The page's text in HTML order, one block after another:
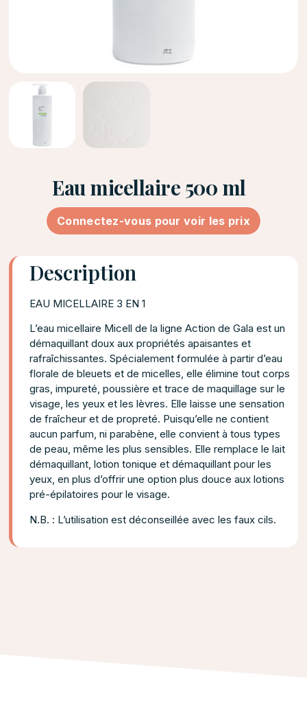
Eau micellaire 500 ml
Connectez-vous pour voir les prix
Description
EAU MICELLAIRE 3 EN 1
L’eau micellaire Micell de la ligne Action de Gala est un
démaquillant doux aux propriétés apaisantes et
rafraîchissantes. Spécialement formulée à partir d’eau
florale de bleuets et de micelles, elle élimine tout corps
gras, impureté, poussière et trace de maquillage sur le
visage, les yeux et les lèvres. Elle laisse une sensation
de fraîcheur et de propreté. Puisqu’elle ne contient
aucun parfum, ni parabène, elle convient à tous types
de peau, même les plus sensibles. Elle remplace le lait
démaquillant, lotion tonique et démaquillant pour les
yeux, en plus d’offrir une option plus douce aux lotions
pré-épilatoires pour le visage.
N.B. : L’utilisation est déconseillée avec les faux cils.